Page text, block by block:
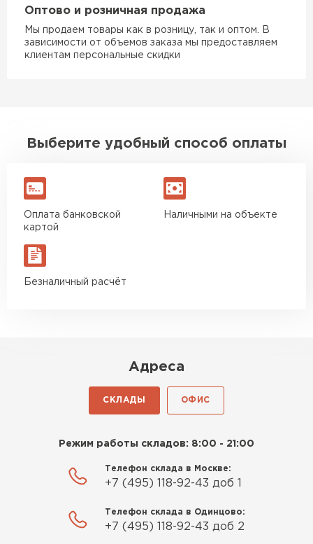
Оптово и розничная продажа
Мы продаем товары как в розницу, так и оптом. В
зависимости от объемов заказа мы предоставляем
клиентам персональные скидки
Выберите удобный способ оплаты
Оплата банковской
картой
Наличными на объекте
Безналичный расчёт
Адреса
СКЛАДЫ ОФИС
Режим работы складов: 8:00 - 21:00
Телефон склада в Москве:
+7 (495) 118-92-43 доб 1
Телефон склада в Одинцово:
+7 (495) 118-92-43 доб 2
Утеплитель Технониколь
ПЕРЕЙТИ
Утеплитель Юматекс Термо
ПЕРЕЙТИ
Утеплитель Baswool